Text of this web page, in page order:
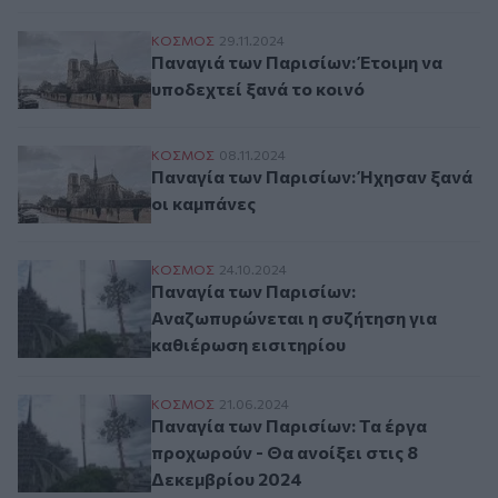
Παναγιά των Παρισίων: Έτοιμη να
ΚΟΣΜΟΣ 29.11.2024
Παναγιά των Παρισίων: Έτοιμη να
υποδεχτεί ξανά το κοινό
Παναγία των Παρισίων: Ήχησαν ξανά οι
ΚΟΣΜΟΣ 08.11.2024
Παναγία των Παρισίων: Ήχησαν ξανά
οι καμπάνες
Παναγία των Παρισίων: Αναζωπυρώνεται
ΚΟΣΜΟΣ 24.10.2024
Παναγία των Παρισίων:
Αναζωπυρώνεται η συζήτηση για
καθιέρωση εισιτηρίου
Παναγία των Παρισίων: Τα έργα
ΚΟΣΜΟΣ 21.06.2024
Παναγία των Παρισίων: Τα έργα
προχωρούν - Θα ανοίξει στις 8
Δεκεμβρίου 2024